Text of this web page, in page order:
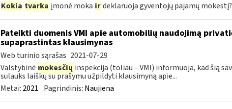
Kokia tvarka įmonė moka ir deklaruoja gyventojų pajamų mokestį?
Pateikti duomenis VMI apie automobilių naudojimą
supaprastintas klausimynas
Web turinio sąrašas 2021-07-29
Valstybinė mokesčių inspekcija (toliau – VMI) informuoja, kad šią
sulauks laiškų su prašymu užpildyti klausimyną apie...
Metai: 2021 Pagrindinis: Naujiena